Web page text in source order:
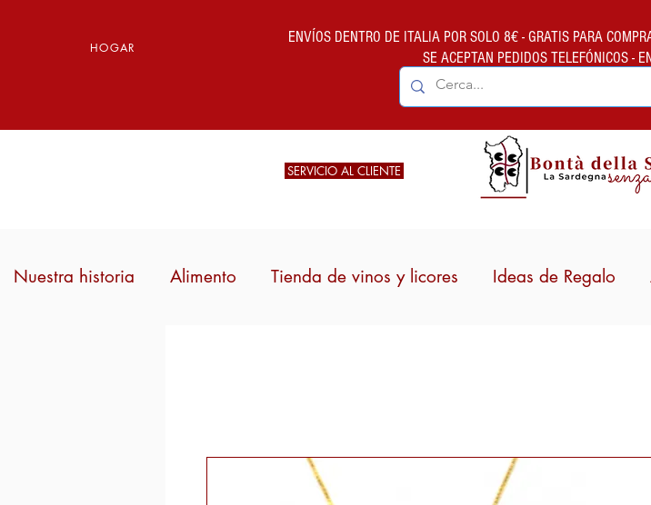
HOGAR
ENVÍOS DENTRO DE ITALIA POR SOLO 8€ - GRATIS PARA
SE ACEPTAN PEDIDOS TELEFÓNICOS -
SERVICIO AL CLIENTE
Nuestra historia Alimento Tienda de vinos y licores Ideas de Regalo